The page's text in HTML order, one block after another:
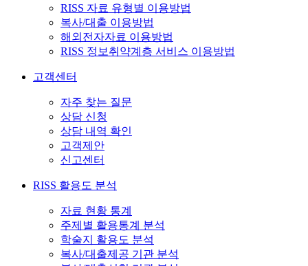
RISS 자료 유형별 이용방법
복사/대출 이용방법
해외전자자료 이용방법
RISS 정보취약계층 서비스 이용방법
고객센터
자주 찾는 질문
상담 신청
상담 내역 확인
고객제안
신고센터
RISS 활용도 분석
자료 현황 통계
주제별 활용통계 분석
학술지 활용도 분석
복사/대출제공 기관 분석